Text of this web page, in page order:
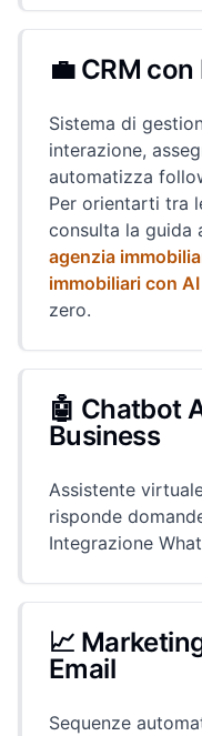
💼 CRM
Sistema di
interazione,
automatizza
Per orientarti tra
consulta la guida
agenzia
immobiliari con AI
zero.
🤖 Chatbot
Business
Assistente
risponde
Integrazione
📈
Email
Sequenze